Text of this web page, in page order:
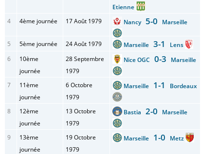
Etienne
4
4ème journée 17 Août 1979 Nancy 5-0 Marseille
5 5ème journée 24 Août 1979 Marseille 3-1
Lens
6
10ème
journée
28 Septembre
1979
Nice OGC 0-3 Marseille
7
11ème
journée
6 Octobre
1979
Marseille 1-1 Bordeaux
8
12ème
journée
13 Octobre
1979
Bastia 2-0 Marseille
9
13ème
journée
19 Octobre
1979
Marseille 1-0 Metz